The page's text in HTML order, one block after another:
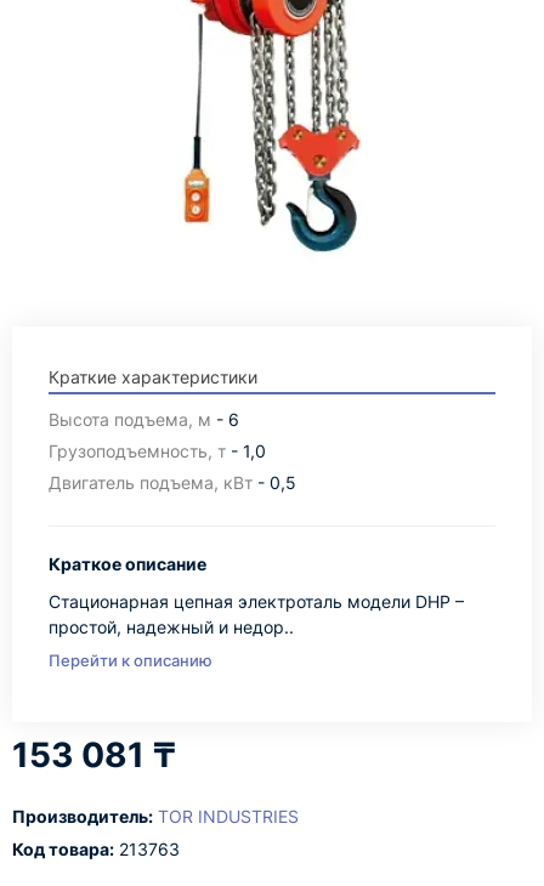
Краткие характеристики
Высота подъема, м - 6
Грузоподъемность, т - 1,0
Двигатель подъема, кВт - 0,5
Краткое описание
Стационарная цепная электроталь модели DHP –
простой, надежный и недор..
Перейти к описанию
153 081 ₸
Производитель: TOR INDUSTRIES
Код товара: 213763